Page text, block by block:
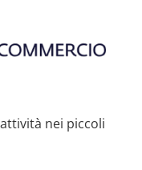
nei piccoli